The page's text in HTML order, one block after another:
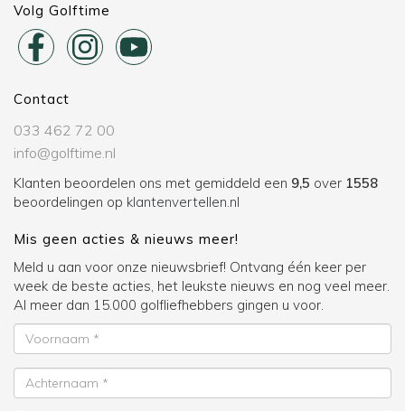
Volg Golftime
Contact
033 462 72 00
info@golftime.nl
Klanten beoordelen ons met gemiddeld een 9,5 over 1558
beoordelingen op klantenvertellen.nl
Mis geen acties & nieuws meer!
Meld u aan voor onze nieuwsbrief! Ontvang één keer per
week de beste acties, het leukste nieuws en nog veel meer.
Al meer dan 15.000 golfliefhebbers gingen u voor.
Voornaam
Achternaam